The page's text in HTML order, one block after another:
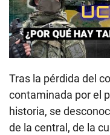
Tras la pérdida del
contaminada por el
historia, se
de la central, de la